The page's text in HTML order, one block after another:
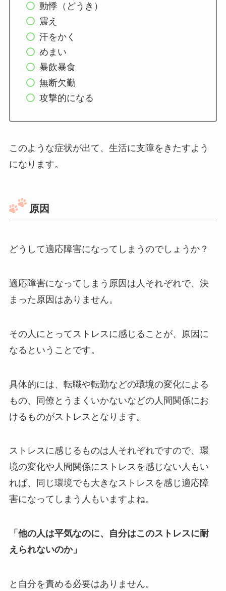
動悸（どうき）
震え
汗をかく
めまい
暴飲暴食
無断欠勤
攻撃的になる
このような症状が出て、生活に支障をきたすよう
になります。
原因
どうして適応障害になってしまうのでしょうか？
適応障害になってしまう原因は人それぞれで、決
まった原因はありません。
その人にとってストレスに感じることが、原因に
なるということです。
具体的には、転職や転勤などの環境の変化による
もの、同僚とうまくいかないなどの人間関係にお
けるものがストレスとなります。
ストレスに感じるものは人それぞれですので、環
境の変化や人間関係にストレスを感じない人もい
れば、同じ環境でも大きなストレスを感じ適応障
害になってしまう人もいますよね。
「他の人は平気なのに、自分はこのストレスに耐
えられないのか」
と自分を責める必要はありません。